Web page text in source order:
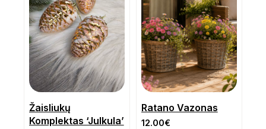
Žaisliukų
Komplektas ‘Julkula’
Ratano Vazonas
12.00€